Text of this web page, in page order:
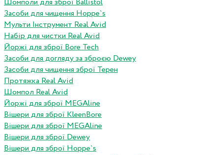
Шомполи для зброї Ballistol
Засоби для чищення Hoppe`s
Мульти Інструмент Real Avid
Набір для чистки Real Avid
Йоржі для зброї Bore Tech
Засоби для догляду за зброєю Dewey
Засоби для чищення зброї Терен
Протяжка Real Avid
Шомпол Real Avid
Йоржі для зброї MEGAline
Вішери для зброї KleenBore
Вішери для зброї MEGAline
Вішери для зброї Dewey
Вішери для зброї Hoppe`s